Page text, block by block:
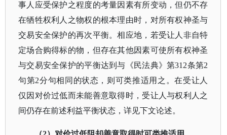
事人应受保护之程度的考量因素有所变动，但仍不存
在牺牲权利人之物权的根本理由时，对所有权神圣与
交易安全保护的再次平衡。相应地，若受让人非自特
定场合购得标的物，但存在其他因素可使所有权神圣
与交易安全保护的平衡达到与《民法典》第312条第2
句第2分句相同的状态，则可类推适用之。在受让人
仅因对价过低而未能善意取得时，受让人与权利人之
间仍存在前述利益平衡状态，详见下文论述。